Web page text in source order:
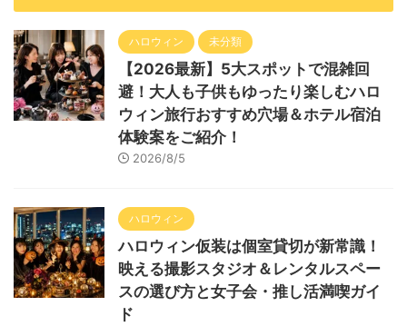
ハロウィン 未分類
【2026最新】5大スポットで混雑回
避！大人も子供もゆったり楽しむハロ
ウィン旅行おすすめ穴場＆ホテル宿泊
体験案をご紹介！
2026/8/5
ハロウィン
ハロウィン仮装は個室貸切が新常識！
映える撮影スタジオ＆レンタルスペー
スの選び方と女子会・推し活満喫ガイ
ド